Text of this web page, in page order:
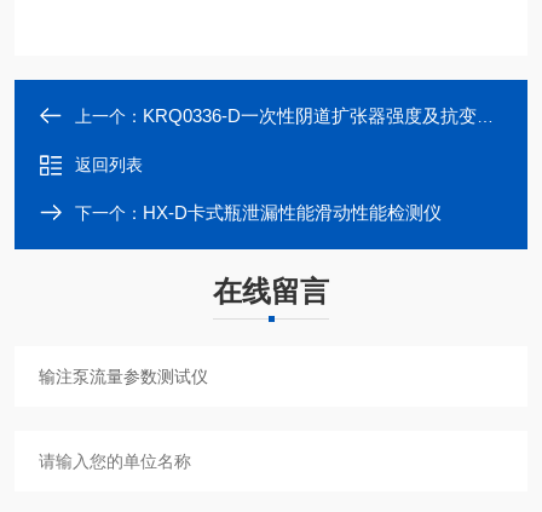
上一个： KRQ0336-D一次性阴道扩张器强度及抗变形测试仪
返回列表
下一个： HX-D卡式瓶泄漏性能滑动性能检测仪
在线留言